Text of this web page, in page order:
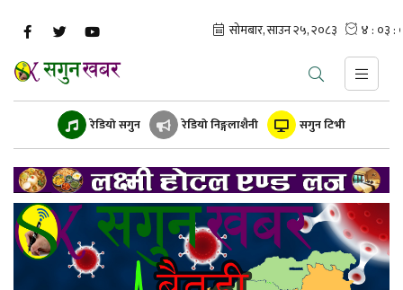
रेडियो सगुन रेडियो निङ्गलाशैनी सगुन टिभी